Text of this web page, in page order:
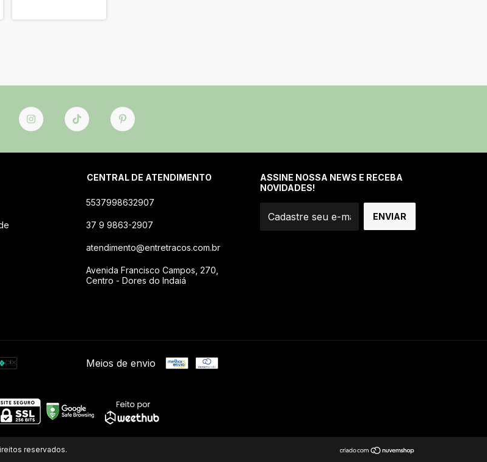
CENTRAL DE ATENDIMENTO
5537998632907
37 9 9863-2907
atendimento@entretracos.com.br
Avenida Francisco Campos, 270,
Centro - Dores do Indaiá
ASSINE NOSSA NEWS E RECEBA
NOVIDADES!
Meios de envio
reservados.